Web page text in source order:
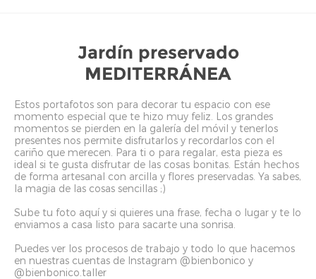
Jardín preservado
MEDITERRÁNEA
Estos portafotos son para decorar tu espacio con ese
momento especial que te hizo muy feliz. Los grandes
momentos se pierden en la galería del móvil y tenerlos
presentes nos permite disfrutarlos y recordarlos con el
cariño que merecen. Para ti o para regalar, esta pieza es
ideal si te gusta disfrutar de las cosas bonitas. Están hechos
de forma artesanal con arcilla y flores preservadas. Ya sabes,
la magia de las cosas sencillas ;)
Sube tu foto aquí y si quieres una frase, fecha o lugar y te lo
enviamos a casa listo para sacarte una sonrisa.
Puedes ver los procesos de trabajo y todo lo que hacemos
en nuestras cuentas de Instagram @bienbonico y
@bienbonico.taller